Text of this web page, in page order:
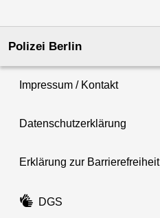
Polizei Berlin
Impressum / Kontakt
Datenschutzerklärung
Erklärung zur Barrierefreiheit
DGS